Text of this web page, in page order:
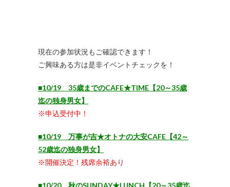
現在の参加状況もご確認できます！
ご興味ある方は是非イベントチェックを！
■10/19 35歳までのCAFE★TIME【20～35歳
迄の独身男女】
※申込受付中！
■10/19 万事が吉★オトナの大安CAFE【42～
52歳迄の独身男女】
※開催決定！残席余裕あり
■10/20 秋のSUNDAY★LUNCH【20～35歳迄